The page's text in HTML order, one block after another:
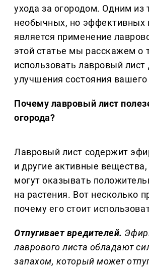
ухода за огородом. Одним из
необычных, но эффективных
является применение
этой статье мы расскажем о
использовать лавровый лист
улучшения состояния вашего
Почему лавровый лист
огорода?
Лавровый лист содержит
и другие активные
могут оказывать
на растения. Вот несколько
почему его стоит
Отпугивает вредителей.
лаврового листа обладают
запахом, который может